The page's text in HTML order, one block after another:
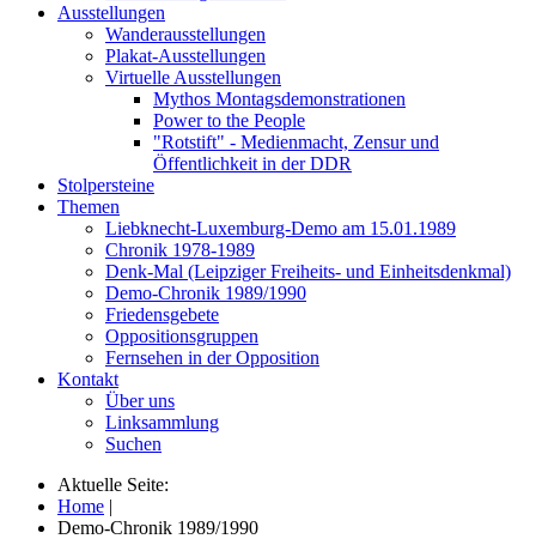
Ausstellungen
Wanderausstellungen
Plakat-Ausstellungen
Virtuelle Ausstellungen
Mythos Montagsdemonstrationen
Power to the People
"Rotstift" - Medienmacht, Zensur und
Öffentlichkeit in der DDR
Stolpersteine
Themen
Liebknecht-Luxemburg-Demo am 15.01.1989
Chronik 1978-1989
Denk-Mal (Leipziger Freiheits- und Einheitsdenkmal)
Demo-Chronik 1989/1990
Friedensgebete
Oppositionsgruppen
Fernsehen in der Opposition
Kontakt
Über uns
Linksammlung
Suchen
Aktuelle Seite:
Home |
Demo-Chronik 1989/1990